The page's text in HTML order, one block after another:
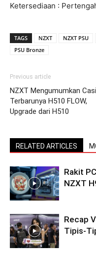
Ketersediaan :
TAGS NZXT NZXT PSU
PSU Bronze
Previous article
NZXT Mengumumkan
Terbarunya H510 FLOW,
Upgrade dari H510
RELATED ARTICLES
Rakit
NZXT
Recap
Tipis-